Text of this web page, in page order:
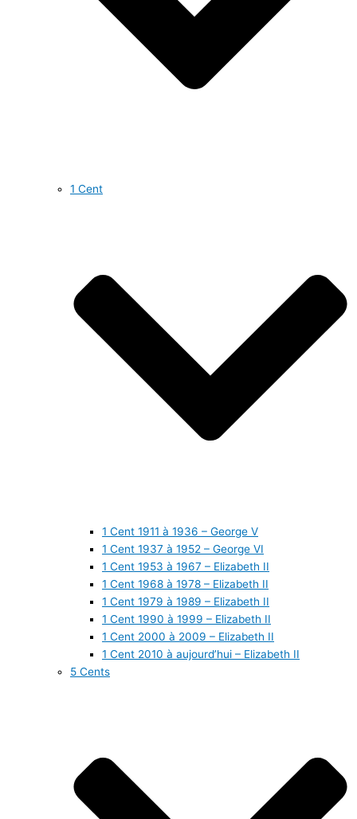
1 Cent
1 Cent 1911 à 1936 – George V
1 Cent 1937 à 1952 – George VI
1 Cent 1953 à 1967 – Elizabeth II
1 Cent 1968 à 1978 – Elizabeth II
1 Cent 1979 à 1989 – Elizabeth II
1 Cent 1990 à 1999 – Elizabeth II
1 Cent 2000 à 2009 – Elizabeth II
1 Cent 2010 à aujourd’hui – Elizabeth II
5 Cents